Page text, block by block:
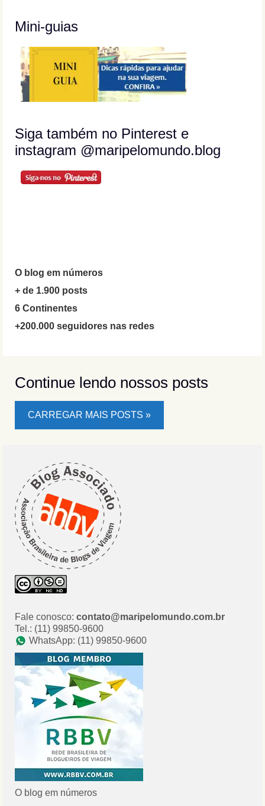
Mini-guias
Siga também no Pinterest e
instagram @maripelomundo.blog
O blog em números
+ de 1.900 posts
6 Continentes
+200.000 seguidores nas redes
Continue lendo nossos posts
CARREGAR MAIS POSTS »
Fale conosco: contato@maripelomundo.com.br
Tel.: (11) 99850-9600
WhatsApp: (11) 99850-9600
O blog em números